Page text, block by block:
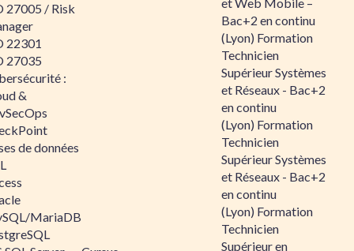
27005 / Risk
22301
27035
:
&
de données
MariaDB
Bac+2 en continu
(Lyon) Formation
Technicien
Supérieur Systèmes
et Réseaux - Bac+2
en continu
(Lyon) Formation
Technicien
Supérieur Systèmes
et Réseaux - Bac+2
en continu
(Lyon) Formation
Technicien
Supérieur en